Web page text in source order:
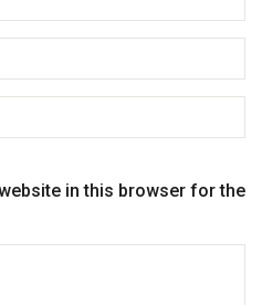
in this browser for the